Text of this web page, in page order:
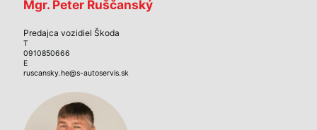
Mgr. Peter Ruščanský
Predajca vozidiel Škoda
T
0910850666
E
ruscansky.he@s-autoservis.sk